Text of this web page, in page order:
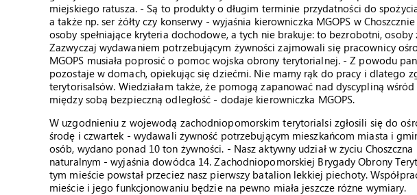
miejskiego ratusza. - Są to produkty o długim terminie przydatności do
a także np. ser żółty czy konserwy - wyjaśnia kierowniczka MGOPS w
osoby spełniające kryteria dochodowe, a tych nie brakuje: to bezrobotni,
Zazwyczaj wydawaniem potrzebującym żywności zajmowali się pracownicy
MGOPS musiała poprosić o pomoc wojska obrony terytorialnej. - Z powodu
pozostaje w domach, opiekując się dziećmi. Nie mamy rąk do pracy i dlatego
terytorisalsów. Wiedziałam także, że pomogą zapanować nad dyscypliną wśród
między sobą bezpieczną odległość - dodaje kierowniczka MGOPS.
W uzgodnieniu z wojewodą zachodniopomorskim terytorialsi zgłosili się do
środę i czwartek - wydawali żywność potrzebującym mieszkańcom miasta i
osób, wydano ponad 10 ton żywności. - Nasz aktywny udział w życiu
naturalnym - wyjaśnia dowódca 14. Zachodniopomorskiej Brygady Obrony
tym mieście powstał przecież nasz pierwszy batalion lekkiej piechoty.
mieście i jego funkcjonowaniu będzie na pewno miała jeszcze różne wymiary.